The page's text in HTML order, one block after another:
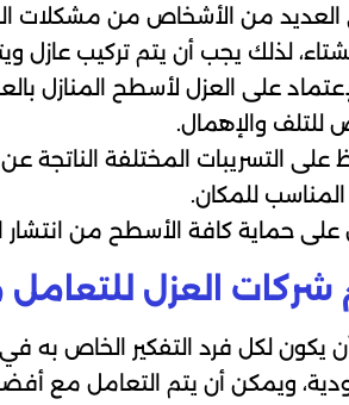
العديد من الأشخاص من مشكلات
لذلك يجب أن يتم تركيب عازل
على العزل لأسطح المنازل
للتلف والإهمال.
على التسريبات المختلفة الناتجة
المناسب للمكان.
حماية كافة الأسطح من انتشار
شركات العزل
يكون لكل فرد التفكير الخاص به
ويمكن أن يتم التعامل مع